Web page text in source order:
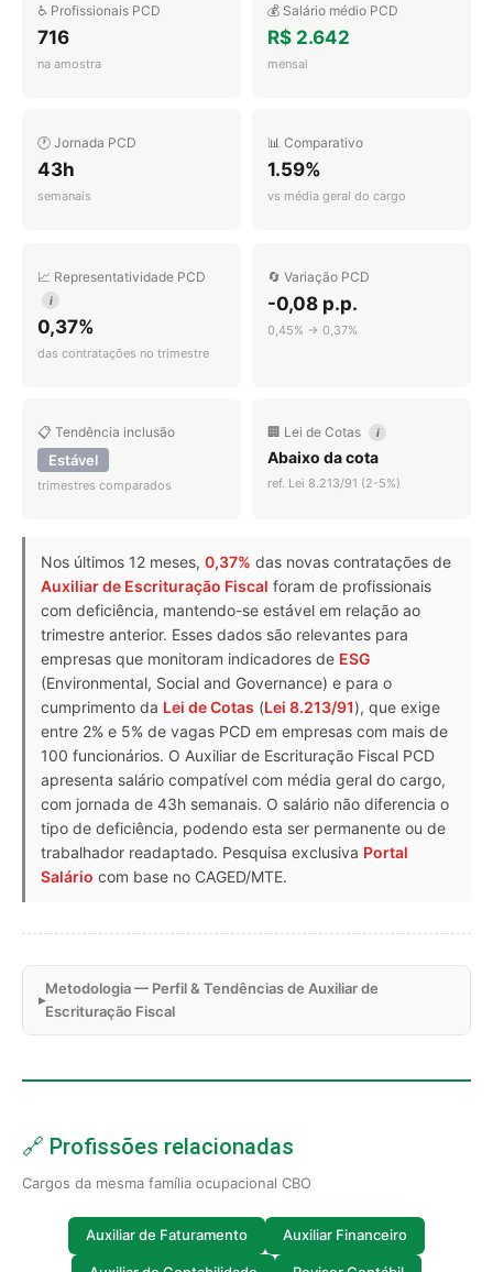
♿ Profissionais PCD
716
na amostra
💰 Salário médio PCD
R$ 2.642
mensal
🕐 Jornada PCD
43h
semanais
📊 Comparativo
1.59%
vs média geral do cargo
📈 Representatividade PCD
i
0,37%
das contratações no trimestre
🔄 Variação PCD
-0,08 p.p.
0,45% → 0,37%
📋 Tendência inclusão
Estável
trimestres comparados
🏢 Lei de Cotas i
Abaixo da cota
ref. Lei 8.213/91 (2-5%)
Nos últimos 12 meses, 0,37% das novas contratações de
Auxiliar de Escrituração Fiscal foram de profissionais
com deficiência, mantendo-se estável em relação ao
trimestre anterior. Esses dados são relevantes para
empresas que monitoram indicadores de ESG
(Environmental, Social and Governance) e para o
cumprimento da Lei de Cotas (Lei 8.213/91), que exige
entre 2% e 5% de vagas PCD em empresas com mais de
100 funcionários. O Auxiliar de Escrituração Fiscal PCD
apresenta salário compatível com média geral do cargo,
com jornada de 43h semanais. O salário não diferencia o
tipo de deficiência, podendo esta ser permanente ou de
trabalhador readaptado. Pesquisa exclusiva Portal
Salário com base no CAGED/MTE.
Metodologia — Perfil & Tendências de Auxiliar de
Escrituração Fiscal
🔗 Profissões relacionadas
Cargos da mesma família ocupacional CBO
Auxiliar de Faturamento Auxiliar Financeiro